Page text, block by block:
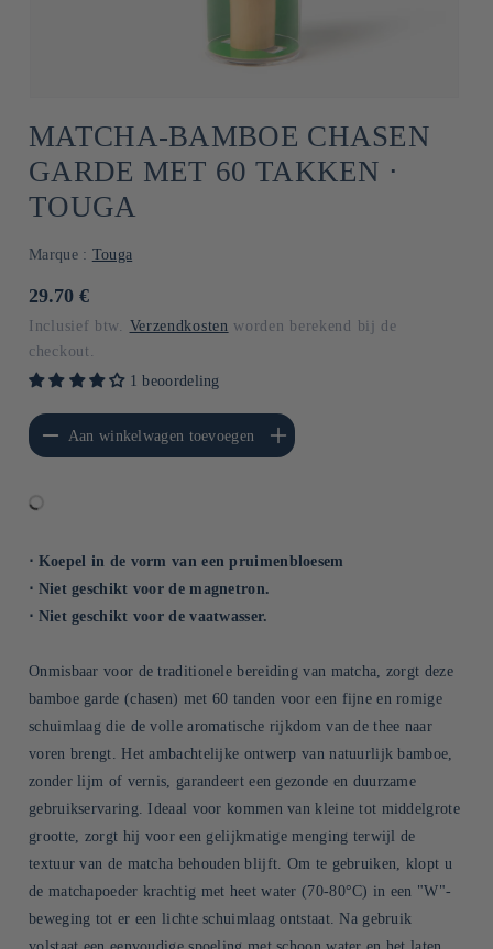
MATCHA-BAMBOE CHASEN
GARDE MET 60 TAKKEN ⋅
TOUGA
Marque : Touga
Normale
29.70 €
Inclusief btw. Verzendkosten worden berekend bij de
checkout.
1 beoordeling
voor Default
Title
Aan winkelwagen toevoegen
Aantal verhogen voor Default
Title
⋅ Koepel in de vorm van een pruimenbloesem
⋅ Niet geschikt voor de magnetron.
⋅ Niet geschikt voor de vaatwasser.
Onmisbaar voor de traditionele bereiding van matcha, zorgt deze
bamboe garde (chasen) met 60 tanden voor een fijne en romige
schuimlaag die de volle aromatische rijkdom van de thee naar
voren brengt. Het ambachtelijke ontwerp van natuurlijk bamboe,
zonder lijm of vernis, garandeert een gezonde en duurzame
gebruikservaring. Ideaal voor kommen van kleine tot middelgrote
grootte, zorgt hij voor een gelijkmatige menging terwijl de
textuur van de matcha behouden blijft. Om te gebruiken, klopt u
de matchapoeder krachtig met heet water (70-80°C) in een "W"-
beweging tot er een lichte schuimlaag ontstaat. Na gebruik